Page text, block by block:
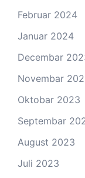
Februar 2024
Januar 2024
Decembar
Novembar
Oktobar 2023
Septembar
August 2023
Juli 2023